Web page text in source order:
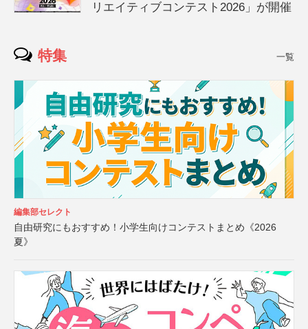
リエイティブコンテスト2026」が開催
特集 一覧
編集部セレクト
自由研究にもおすすめ！小学生向けコンテストまとめ《2026
夏》